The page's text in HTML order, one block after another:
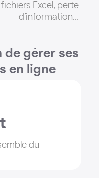
Excel, perte
d’information…
de gérer ses
en ligne
du